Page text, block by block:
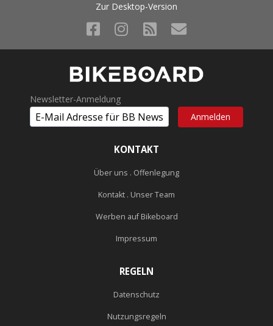
Zur Desktop-Version
Newsletter-Anmeldung
KONTAKT
Über uns . Offenlegung
Kontakt . Unser Team
Werben auf Bikeboard
Impressum
REGELN
Datenschutz
Nutzungsregeln